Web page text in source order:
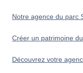
Notre agence du parc
Créer un patrimoine
Découvrez votre